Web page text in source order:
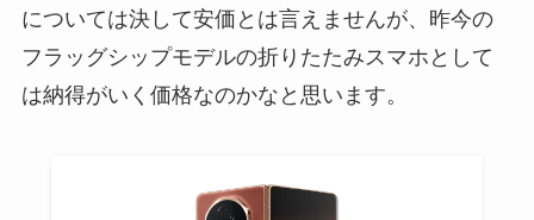
については決して安価とは言えませんが、昨今の
フラッグシップモデルの折りたたみスマホとして
は納得がいく価格なのかなと思います。